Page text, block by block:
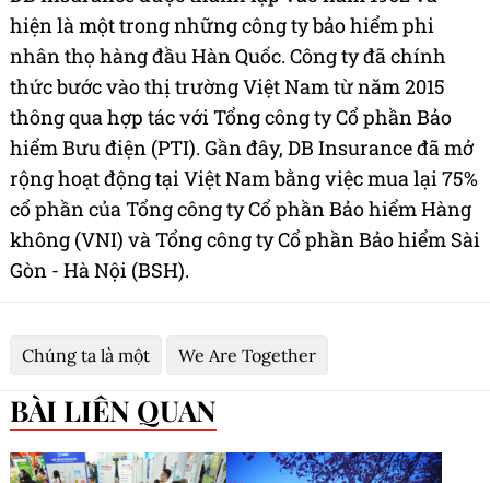
hiện là một trong những công ty bảo hiểm phi
nhân thọ hàng đầu Hàn Quốc. Công ty đã chính
thức bước vào thị trường Việt Nam từ năm 2015
thông qua hợp tác với Tổng công ty Cổ phần Bảo
hiểm Bưu điện (PTI). Gần đây, DB Insurance đã mở
rộng hoạt động tại Việt Nam bằng việc mua lại 75%
cổ phần của Tổng công ty Cổ phần Bảo hiểm Hàng
không (VNI) và Tổng công ty Cổ phần Bảo hiểm Sài
Gòn - Hà Nội (BSH).
Chúng ta là một We Are Together
BÀI LIÊN QUAN